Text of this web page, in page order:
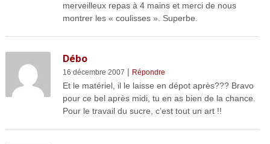
merveilleux repas à 4 mains et merci de nous
montrer les « coulisses ». Superbe.
Débo
16 décembre 2007 | Répondre
Et le matériel, il le laisse en dépot après??? Bravo
pour ce bel après midi, tu en as bien de la chance.
Pour le travail du sucre, c’est tout un art !!